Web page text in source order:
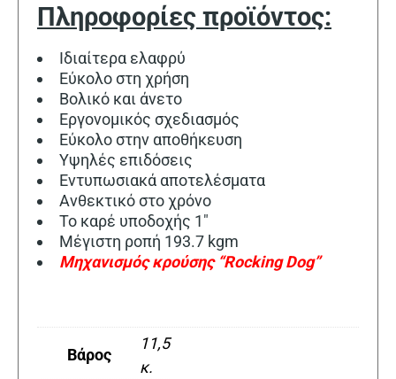
Πληροφορίες προϊόντος:
Ιδιαίτερα ελαφρύ
Εύκολο στη χρήση
Βολικό και άνετο
Εργονομικός σχεδιασμός
Εύκολο στην αποθήκευση
Υψηλές επιδόσεις
Εντυπωσιακά αποτελέσματα
Ανθεκτικό στο χρόνο
Το καρέ υποδοχής 1″
Μέγιστη ροπή 193.7 kgm
Μηχανισμός κρούσης “Rocking Dog”
Βάρος
11,5
κ.